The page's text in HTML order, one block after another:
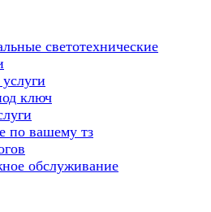
светотехнические
ключ
по вашему тз
обслуживание